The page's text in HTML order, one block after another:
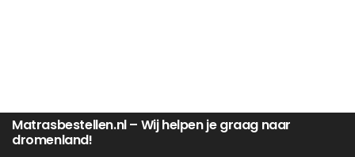
Matrasbestellen.nl – Wij helpen je graag naar
dromenland!